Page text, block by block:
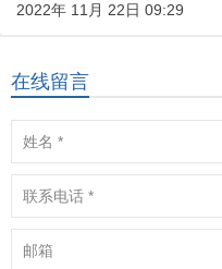
2022年 11月 22日 09:29
在线留言